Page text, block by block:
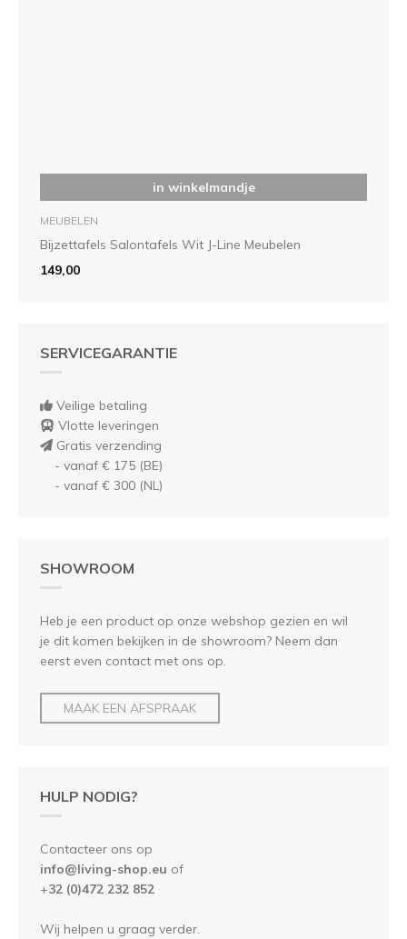
in winkelmandje
MEUBELEN
Bijzettafels Salontafels Wit J-Line Meubelen
149,00
SERVICEGARANTIE
Veilige betaling
Vlotte leveringen
Gratis verzending
- vanaf € 175 (BE)
- vanaf € 300 (NL)
SHOWROOM
Heb je een product op onze webshop gezien en wil
je dit komen bekijken in de showroom? Neem dan
eerst even contact met ons op.
MAAK EEN AFSPRAAK
HULP NODIG?
Contacteer ons op
info@living-shop.eu of
+32 (0)472 232 852
Wij helpen u graag verder.